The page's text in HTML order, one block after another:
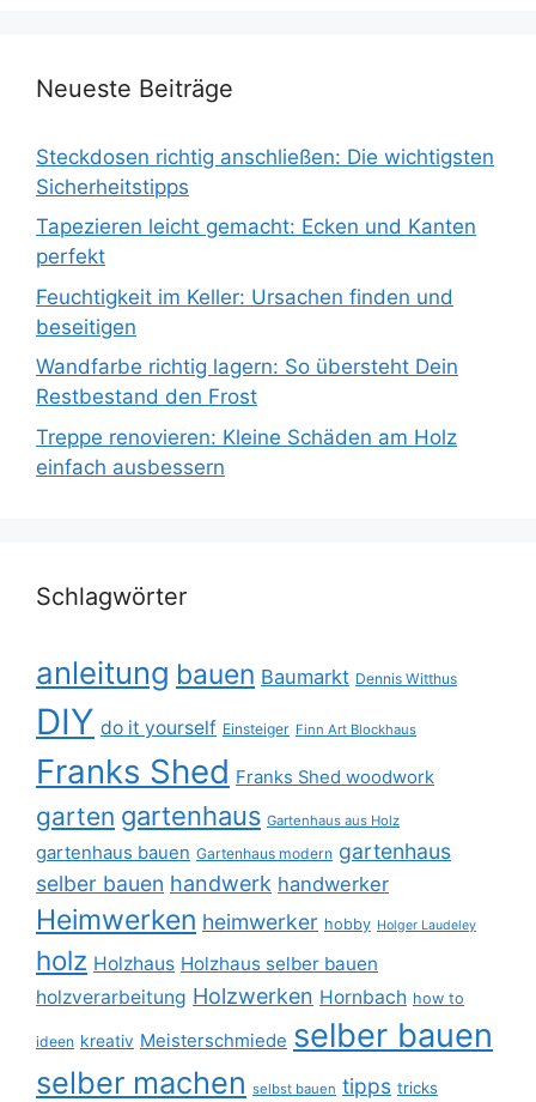
Neueste Beiträge
Steckdosen richtig anschließen: Die wichtigsten
Sicherheitstipps
Tapezieren leicht gemacht: Ecken und Kanten
perfekt
Feuchtigkeit im Keller: Ursachen finden und
beseitigen
Wandfarbe richtig lagern: So übersteht Dein
Restbestand den Frost
Treppe renovieren: Kleine Schäden am Holz
einfach ausbessern
Schlagwörter
anleitung bauen Baumarkt Dennis Witthus
DIY do it yourself Einsteiger Finn Art Blockhaus
Franks Shed Franks Shed woodwork
garten gartenhaus Gartenhaus aus Holz
gartenhaus bauen Gartenhaus modern gartenhaus
selber bauen handwerk handwerker
Heimwerken heimwerker hobby Holger Laudeley
holz Holzhaus Holzhaus selber bauen
holzverarbeitung Holzwerken Hornbach how to
ideen kreativ Meisterschmiede selber bauen
selber machen selbst bauen tipps tricks